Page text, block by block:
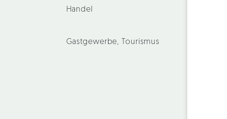
Handel
Gastgewerbe, Tourismus